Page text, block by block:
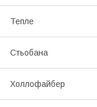
Тепле
Стьобана
Холлофайбер